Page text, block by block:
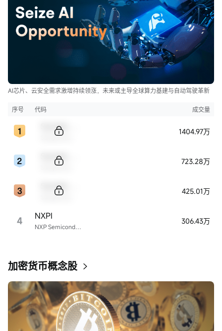
AI芯片、云安全需求激增持续领涨，未来或主导全球算力基建与自动驾驶革新
序号 代码 成交量
1404.97万
723.28万
425.01万
4 NXP Semiconductors
NXPI 306.43万
加密货币概念股